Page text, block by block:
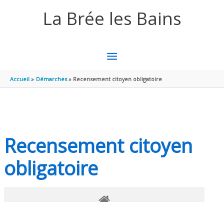
La Brée les Bains
MENU
PRINCIPAL
Accueil Démarches Recensement citoyen obligatoire
Recensement citoyen
obligatoire